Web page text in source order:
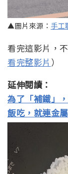
▲圖片來源： 手工
看完這影片，
看完整影片 ）
延伸閱讀：
為了「補鐵」
飯吃，就連金